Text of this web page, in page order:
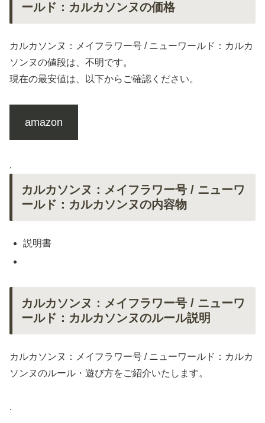
ールド：カルカソンヌの価格
カルカソンヌ：メイフラワー号 / ニューワールド：カルカ
ソンヌの値段は、不明です。
現在の最安値は、以下からご確認ください。
amazon
.
カルカソンヌ：メイフラワー号 / ニューワ
ールド：カルカソンヌの内容物
説明書
カルカソンヌ：メイフラワー号 / ニューワ
ールド：カルカソンヌのルール説明
カルカソンヌ：メイフラワー号 / ニューワールド：カルカ
ソンヌのルール・遊び方をご紹介いたします。
.